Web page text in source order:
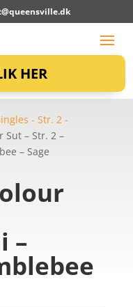
HER
- Str. 2 -
Sut – Str. 2 –
– Sage
–